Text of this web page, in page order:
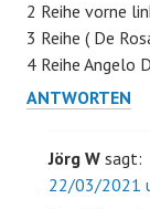
2 Reihe vorne
3 Reihe ( De
4 Reihe Angelo
ANTWORTEN
Jörg W sagt:
22/03/2021